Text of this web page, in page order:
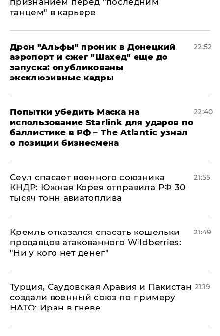
танцем" в карьере
Дрон "Альфы" проник в Донецкий
аэропорт и сжег "Шахед" еще до
запуска: опубликованы
эксклюзивные кадры
22:52
Попытки убедить Маска на
использование Starlink для ударов по
баллистике в РФ – The Atlantic узнал
о позиции бизнесмена
22:40
​Сеул спасает военного союзника
КНДР: Южная Корея отправила РФ 30
тысяч тонн авиатоплива
21:55
Кремль отказался спасать кошельки
продавцов атакованного Wildberries:
"Ни у кого нет денег"
21:49
Турция, Саудовская Аравия и Пакистан
создали военный союз по примеру
НАТО: Иран в гневе
21:19